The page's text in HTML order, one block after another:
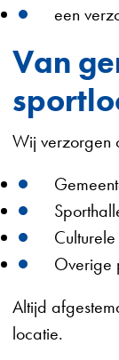
een
Van
Wij verzorgen
Overige
Altijd
locatie.